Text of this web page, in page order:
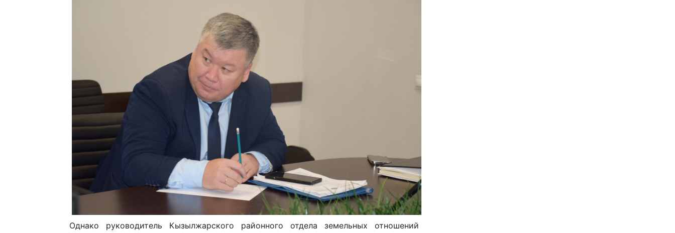
Однако руководитель Кызылжарского районного отдела земельных отношений